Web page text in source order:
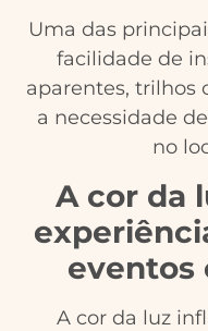
Uma das
facilidade de
aparentes, trilhos
a necessidade
no
A cor da
eventos
A cor da luz